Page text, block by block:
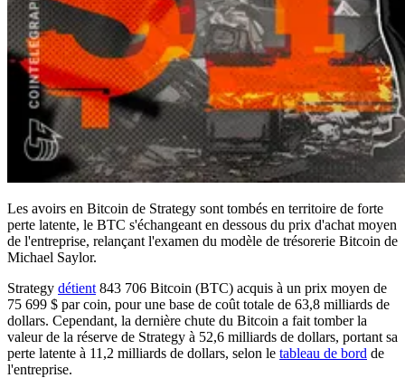
Les avoirs en Bitcoin de Strategy sont tombés en territoire de forte
perte latente, le BTC s'échangeant en dessous du prix d'achat moyen
de l'entreprise, relançant l'examen du modèle de trésorerie Bitcoin de
Michael Saylor.
Strategy détient 843 706 Bitcoin (BTC) acquis à un prix moyen de
75 699 $ par coin, pour une base de coût totale de 63,8 milliards de
dollars. Cependant, la dernière chute du Bitcoin a fait tomber la
valeur de la réserve de Strategy à 52,6 milliards de dollars, portant sa
perte latente à 11,2 milliards de dollars, selon le tableau de bord de
l'entreprise.